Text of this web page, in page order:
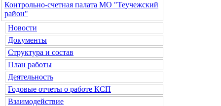
Контрольно-счетная палата МО "Теучежский
район"
Новости
Документы
Структура и состав
План работы
Деятельность
Годовые отчеты о работе КСП
Взаимодействие